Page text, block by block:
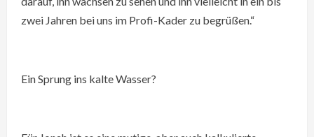
zwei Jahren bei uns im Profi-Kader zu begrüßen.“
Ein Sprung ins kalte Wasser?